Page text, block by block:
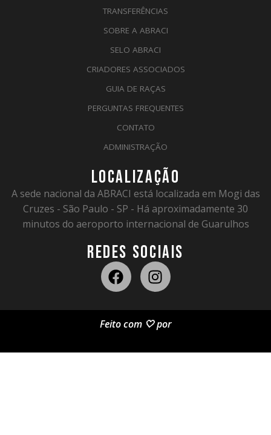
TRANSFERÊNCIAS
SOBRE A ABRACI
SELO ABRACI
CRIADORES ASSOCIADOS
GUIA DE RAÇAS
PERGUNTAS FREQUENTES
CONTATO
ADMINISTRAÇÃO
LOCALIZAÇÃO
A sede nacional da ABRACI está localizada em Mogi das
Cruzes - São Paulo - SP - Há aproximadamente 30
minutos do aeroporto internacional de Guarulhos
REDES SOCIAIS
Feito com 🤍 por